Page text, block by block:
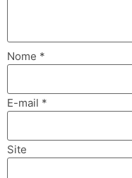
Nome *
E-mail *
Site